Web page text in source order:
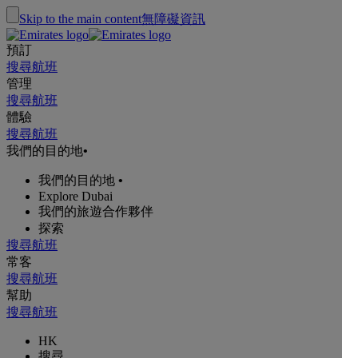
Skip to the main content無障礙資訊
預訂
搜尋航班
管理
搜尋航班
體驗
搜尋航班
我們的目的地•
我們的目的地 •
Explore Dubai
我們的旅遊合作夥伴
探索
搜尋航班
常客
搜尋航班
幫助
搜尋航班
HK